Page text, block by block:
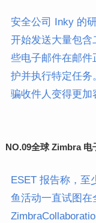
安全公司 Inky 的
开始发送大量包
些电子邮件在邮件
护并执行特定任务
骗收件人变得更加
NO.09全球 Zimbra 电
ESET 报告称，至
鱼活动一直试图在